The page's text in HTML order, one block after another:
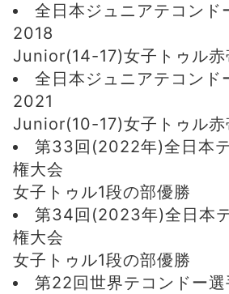
全日本ジュニアテコンド
2018
Junior(14-17)女子トゥル赤
全日本ジュニアテコンド
2021
Junior(10-17)女子トゥル赤
第33回(2022年)全日本
権大会
女子トゥル1段の部優勝
第34回(2023年)全日本
権大会
女子トゥル1段の部優勝
第22回世界テコンドー選